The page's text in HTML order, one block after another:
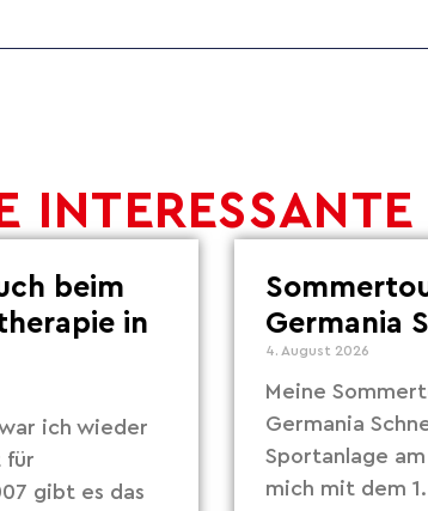
beim
in
ich wieder
für
gibt es das
Germania
4. August 2026
Meine
Germania
Sportanlage
mich mit dem